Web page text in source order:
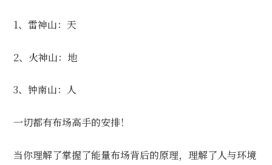
1、雷神山：天
2、火神山：地
3、钟南山：人
一切都有布场高手的安排！
当你理解了掌握了能量布场背后的原理，理解了人与环境